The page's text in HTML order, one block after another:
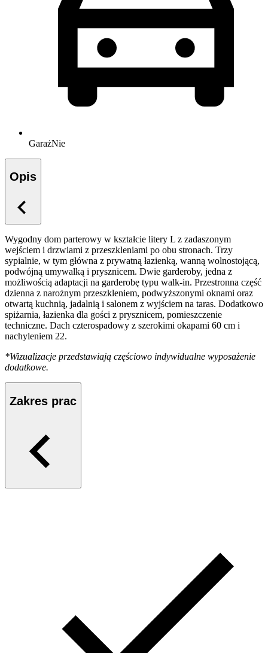
GarażNie
Opis
Wygodny dom parterowy w kształcie litery L z zadaszonym
wejściem i drzwiami z przeszkleniami po obu stronach. Trzy
sypialnie, w tym główna z prywatną łazienką, wanną wolnostojącą,
podwójną umywalką i prysznicem. Dwie garderoby, jedna z
możliwością adaptacji na garderobę typu walk-in. Przestronna część
dzienna z narożnym przeszkleniem, podwyższonymi oknami oraz
otwartą kuchnią, jadalnią i salonem z wyjściem na taras. Dodatkowo
spiżarnia, łazienka dla gości z prysznicem, pomieszczenie
techniczne. Dach czterospadowy z szerokimi okapami 60 cm i
nachyleniem 22.
*Wizualizacje przedstawiają częściowo indywidualne wyposażenie
dodatkowe.
Zakres prac